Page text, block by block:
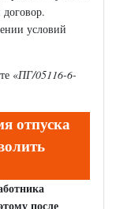
условий
«ПГ/05116-6-
отпуска
после